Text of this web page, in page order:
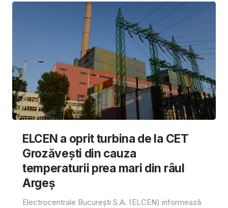
ELCEN a oprit turbina de la CET
Grozăvești din cauza
temperaturii prea mari din râul
Argeș
Electrocentrale București S.A. (ELCEN) informează